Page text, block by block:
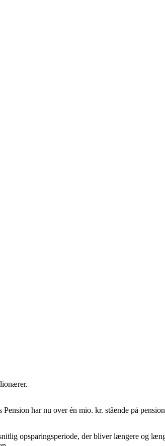
har nu over én mio. kr. stående på
opsparingsperiode, der bliver længere og